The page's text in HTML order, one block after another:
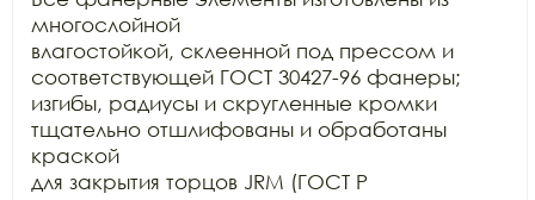
многослойной
влагостойкой, склеенной под прессом и
соответствующей ГОСТ 30427-96 фанеры;
изгибы, радиусы и скругленные кромки
тщательно отшлифованы и обработаны
краской
для закрытия торцов JRM (ГОСТ Р